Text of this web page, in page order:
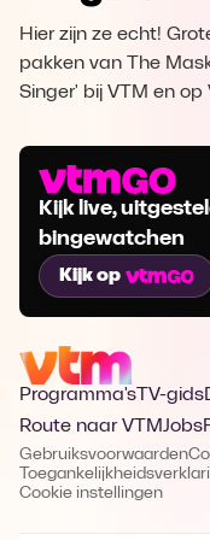
Hier zijn ze echt!
pakken van The
Singer' bij VTM en op
Kijk live,
bingewatchen
Kijk op
Programma's TV-gids
Route naar VTMJobs
Gebruiksvoorwaarden
Cookie instellingen